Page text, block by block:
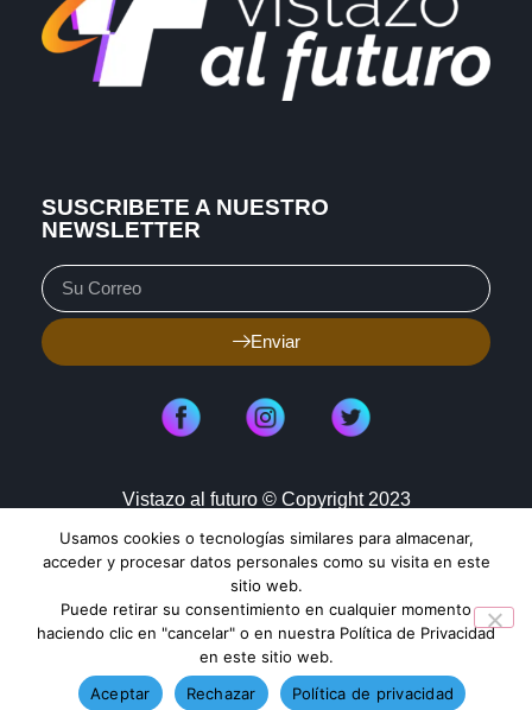
SUSCRIBETE A NUESTRO
NEWSLETTER
Enviar
Vistazo al futuro © Copyright 2023
Aviso de Privacidad
Política de Cookies
Mapa de Sitio
TENDENCIAS HOY
Usamos cookies o tecnologías similares para almacenar,
acceder y procesar datos personales como su visita en este
sitio web.
Puede retirar su consentimiento en cualquier momento
haciendo clic en "cancelar" o en nuestra Política de Privacidad
en este sitio web.
Aceptar
Rechazar Política de privacidad